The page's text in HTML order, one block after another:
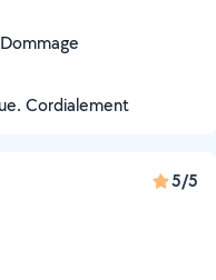
Cordialement
5/5